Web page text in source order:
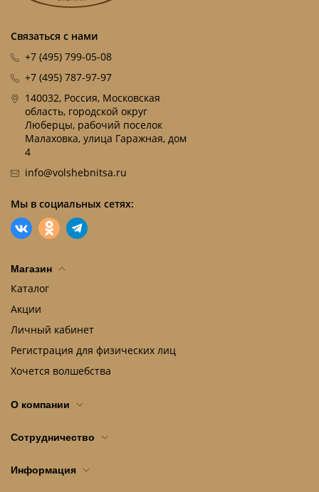
Связаться с нами
+7 (495) 799-05-08
+7 (495) 787-97-97
140032, Россия, Московская
область, городской округ
Люберцы, рабочий поселок
Малаховка, улица Гаражная, дом
4
info@volshebnitsa.ru
Мы в социальных сетях:
Магазин
Каталог
Акции
Личный кабинет
Регистрация для физических лиц
Хочется волшебства
О компании
Сотрудничество
Информация